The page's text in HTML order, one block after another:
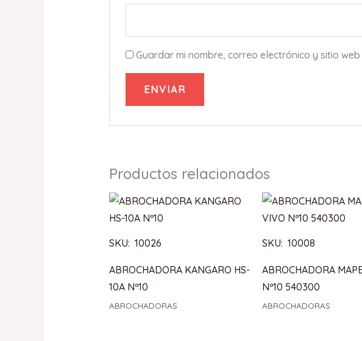
Guardar mi nombre, correo electrónico y sitio
Productos relacionados
SKU: 10026
ABROCHADORA KANGARO HS-
10A Nº10
ABROCHADORAS
SKU: 10008
ABROCHADORA
Nº10 540300
ABROCHADORAS